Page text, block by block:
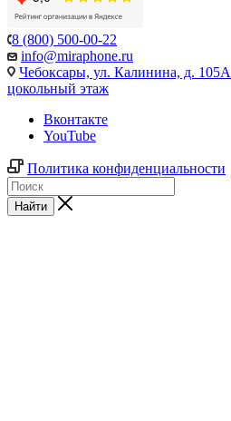
8 (800) 500-00-22
info@miraphone.ru
Чебоксары, ул. Калинина, д.
цокольный этаж
Вконтакте
YouTube
Политика конфиденциальности
Найти